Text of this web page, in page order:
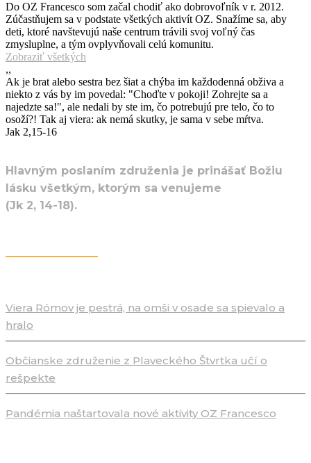
Do OZ Francesco som začal chodiť ako dobrovoľník v r. 2012.
Zúčastňujem sa v podstate všetkých aktivít OZ. Snažíme sa, aby
deti, ktoré navštevujú naše centrum trávili svoj voľný čas
zmysluplne, a tým ovplyvňovali celú komunitu.
Zobraziť všetkých
,,
Ak je brat alebo sestra bez šiat a chýba im každodenná obživa a
niekto z vás by im povedal: "Choďte v pokoji! Zohrejte sa a
najedzte sa!", ale nedali by ste im, čo potrebujú pre telo, čo to
osoží?! Tak aj viera: ak nemá skutky, je sama v sebe mŕtva.
Jak 2,15-16
Hlavným poslaním združenia je prinášať Božiu
lásku všetkým, ktorým sa venujeme
(Jk 2, 14-18).
Viera Rómov je pestrá, na omši v osade sa spievalo a
hralo
Občianske združenie z Plaveckého Štvrtka učí o
rešpekte
Pandémia naštartovala nové aktivity OZ Francesco